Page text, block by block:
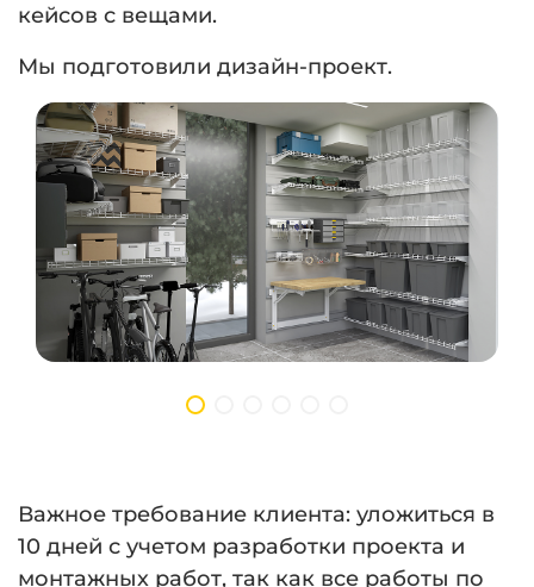
кейсов с вещами.
Мы подготовили дизайн-проект.
Важное требование клиента: уложиться в
10 дней с учетом разработки проекта и
монтажных работ, так как все работы по